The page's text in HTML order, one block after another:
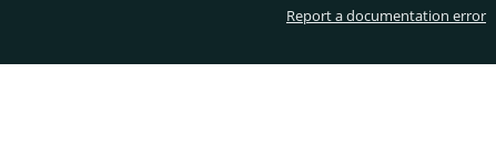
Report a documentation error